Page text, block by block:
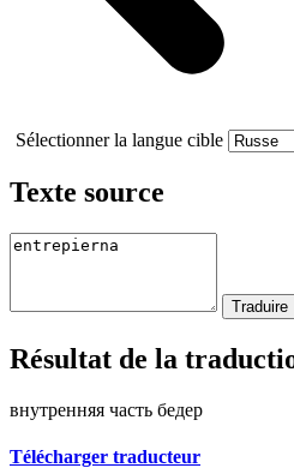
Sélectionner la langue cible
Texte source
Résultat de la
внутренняя часть бедер
Télécharger traducteur